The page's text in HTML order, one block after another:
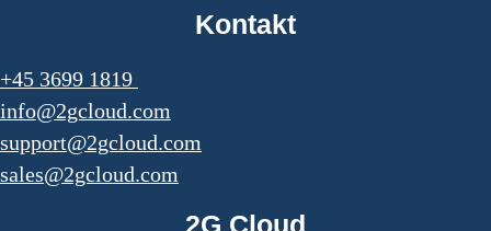
Kontakt
+45 3699 1819
info@2gcloud.com
support@2gcloud.com
sales@2gcloud.com
2G Cloud